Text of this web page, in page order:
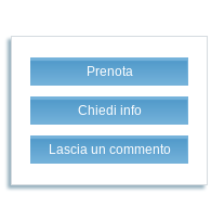
Prenota
Chiedi info
Lascia un commento